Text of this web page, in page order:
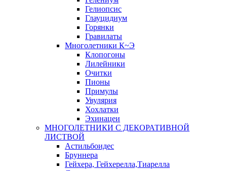
Гелиопсис
Глауцидиум
Горянки
Гравилаты
Многолетники К~Э
Клопогоны
Лилейники
Очитки
Пионы
Примулы
Увулярия
Хохлатки
Эхинацеи
МНОГОЛЕТНИКИ С ДЕКОРАТИВНОЙ
ЛИСТВОЙ
Астильбоидес
Бруннера
Гейхера, Гейхерелла,Тиарелла